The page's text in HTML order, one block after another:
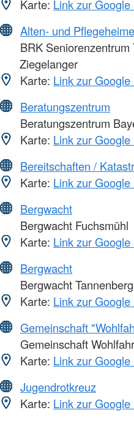
Karte: Link zur
Alten- und Pflegeheime
BRK
Ziegelanger
Karte: Link zur
Beratungszentrum
Beratungszentrum
Karte: Link zur
Bereitschaften /
Karte: Link zur
Bergwacht
Bergwacht Fuchsmühl
Karte: Link zur
Bergwacht
Bergwacht Tannenberg
Karte: Link zur
Gemeinschaft
Gemeinschaft
Karte: Link zur
Jugendrotkreuz
Karte: Link zur